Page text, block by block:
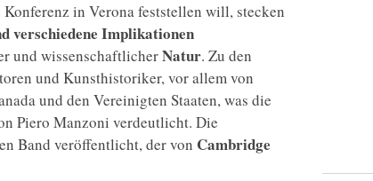
in Verona feststellen will, stecken
verschiedene Implikationen
und wissenschaftlicherNatur. Zu den
und Kunsthistoriker, vor allem von
und den Vereinigten Staaten, was die
Piero Manzoni verdeutlicht. Die
Band veröffentlicht, der von Cambridge